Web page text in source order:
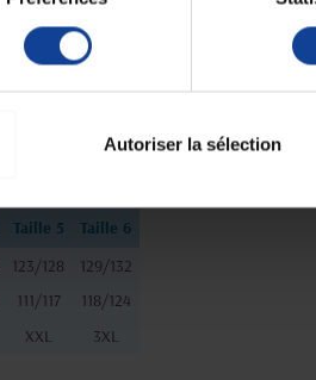
Autoriser la sélection
également.
Taille 5
Taille 6
123/128
129/132
111/117
118/124
XXL
3XL